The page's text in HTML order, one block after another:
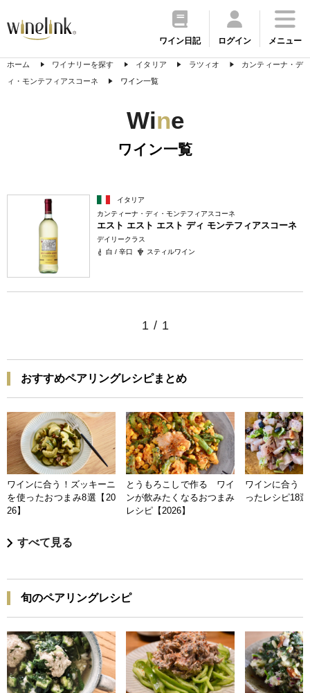
ワイン日記 ログイン メニュー
ホーム ワイナリーを探す イタリア ラツィオ
カンティーナ・デ
ィ・モンテフィアスコーネ
ワイン一覧
Wine
ワイン一覧
イタリア
カンティーナ・ディ・モンテフィアスコーネ
エスト エスト エスト ディ モンテフィアスコーネ
デイリークラス
白 / 辛口
スティルワイン
1 / 1
おすすめペアリングレシピまとめ
ワインに合う！ズッキーニ
を使ったおつまみ8選【20
26】
とうもろこしで作る ワイ
ンが飲みたくなるおつまみ
レシピ【2026】
ワインに合う
ったレシピ18
すべて見る
旬のペアリングレシピ